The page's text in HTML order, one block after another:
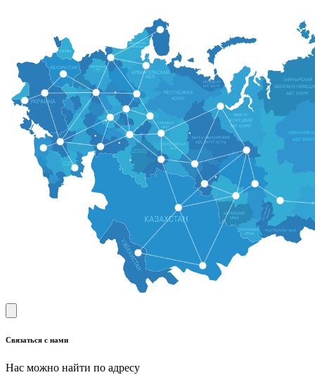
Связаться с нами
Нас можно найти по адресу